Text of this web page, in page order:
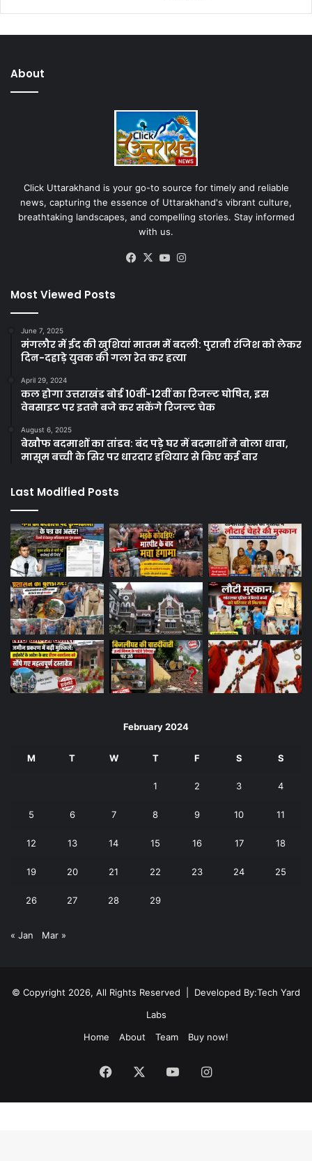
About
Click Uttarakhand is your go-to source for timely and reliable
news, capturing the essence of Uttarakhand's vibrant culture,
breathtaking landscapes, and compelling stories. Stay informed
with us.
Facebook
X YouTube
Most Viewed Posts
June 7, 2025
मंगलौर में ईद की खुशियां मातम में बदली: पुरानी रंजिश को लेकर
दिन-दहाड़े युवक की गला रेत कर हत्या
April 29, 2024
कल होगा उत्तराखंड बोर्ड 10वीं-12वीं का रिजल्ट घोषित, इस
वेबसाइट पर इतने बजे कर सकेंगे रिजल्ट चेक
August 6, 2025
बेखौफ बदमाशों का तांडव: बंद पड़े घर में बदमाशों ने बोला धावा,
मासूम बच्ची के सिर पर धारदार हथियार से किए कई वार
Last Modified Posts
February 2024
M T W T F S S
1 2 3 4
5 6 7 8 9 10 11
12 13 14 15 16 17 18
19 20 21 22 23 24 25
26 27 28 29
« Jan Mar »
© Copyright 2026, All Rights Reserved | Developed By:Tech Yard
Labs
Home
About Team Buy now!
Facebook YouTubeInstagram